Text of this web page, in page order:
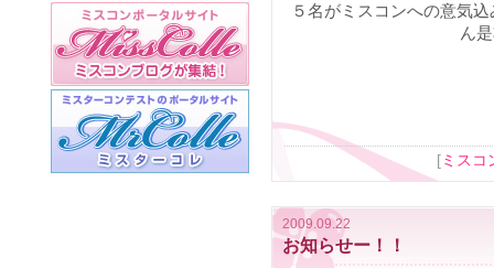
５名がミスコンへの意気
ん
[ ミスコ
2009.09.22
お知らせー！！